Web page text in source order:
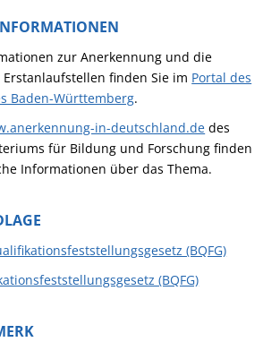
zur Anerkennung und die
finden Sie im Portal des
Baden-Württemberg.
in-deutschland.de des
für Bildung und Forschung finden
Informationen über das Thema.
(BQFG)
(BQFG)